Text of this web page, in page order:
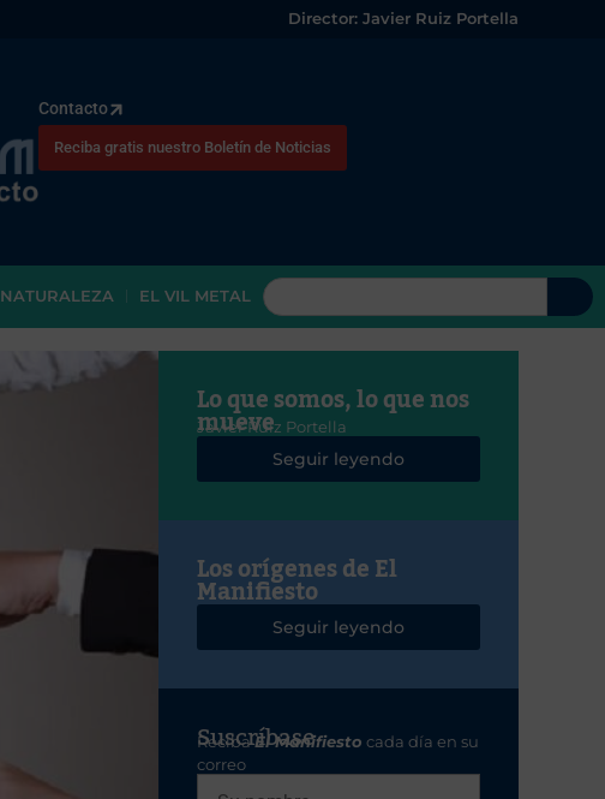
Director: Javier Ruiz Portella
Contacto
Reciba gratis nuestro Boletín de Noticias
NATURALEZA EL VIL METAL
Lo que somos, lo que nos
mueve
Javier Ruiz Portella
Seguir leyendo
Los orígenes de El
Manifiesto
Seguir leyendo
Suscríbase
RecibaEl Manifiesto cada día en su
correo